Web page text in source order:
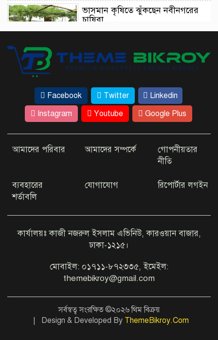
ভাসমান কৃষিতে ঝুঁকছেন নবীনগরের
চাষিরা
আইনমন্ত্রীর ট্রাইব্যুনাল পরিদর্শন এসে যা
বললেন
ঢাকার কাছেই রহস্যময় ‘ধাঁধার চর’
কম খরচে ভিসা দিচ্ছে যেসব দেশ
খুললেন অভিনেত্রী জেবিন
এবার ইউটিউবে যা দেখাবেন জয়া
টাঙ্গাইলে ট্রাক-পিকআপ সংঘর্ষে ২
জনের প্রাণ গেল
Facebook Twitter
Linkedin
Instagram
Youtube Google Plus
আমাদের পরিবার আমাদের সম্পর্কে
গোপনীয়তার
নীতি
ব্যবহারের
শর্তাবলি
যোগাযোগ রিপোর্টার লগইন
কার্যালয়ঃ কাজী নজরুল ইসলাম এভিনিউ, কারওয়ান বাজার,
ঢাকা-১২১৫।
মোবাইল: ০১৭১১-৮৭২৩৩৫, ইমেইল:
themebikroy@gmail.com
সর্বস্বত্ব সংরক্ষিত ©২০২৬ থিম বিক্রয়
| Design & Developed By ThemeBikroy.Com